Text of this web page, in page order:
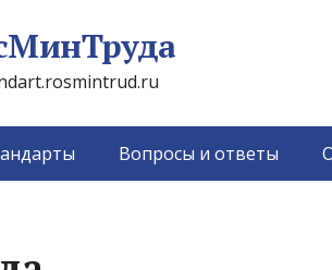
Вопросы и ответы